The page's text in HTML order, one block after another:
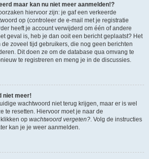
maar kan nu niet meer aanmelden!?
hiervoor zijn: je gaf een verkeerde
op (controleer de e-mail met je registratie
heeft je account verwijderd om één of andere
geval is, heb je dan ooit een bericht geplaatst? Het
zoveel tijd gebruikers, die nog geen berichten
Dit doen ze om de database qua omvang te
te registreren en meng je in de discussies.
niet meer!
wachtwoord niet terug krijgen, maar er is wel
te resetten. Hiervoor moet je naar de
op wachtwoord vergeten?. Volg de instructies
kan je je weer aanmelden.